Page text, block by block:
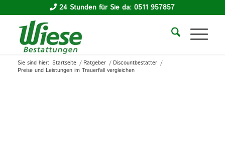
24 Stunden für Sie da: 0511 957857
Sie sind hier: Startseite / Ratgeber / Discountbestatter /
Preise und Leistungen im Trauerfall vergleichen